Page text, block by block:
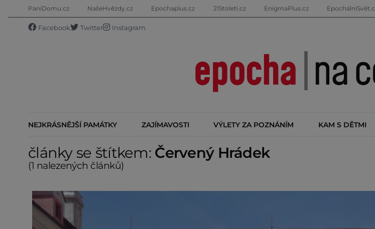
PaníDomu.cz NašeHvězdy.cz Epochaplus.cz 21Stoleti.cz EnigmaPlus.cz
Facebook Twitter Instagram
NEJKRÁSNĚJŠÍ PAMÁTKY ZAJÍMAVOSTI VÝLETY ZA POZNÁNÍM KAM S DĚTMI
články se štítkem: Červený Hrádek
(1 nalezených článků)